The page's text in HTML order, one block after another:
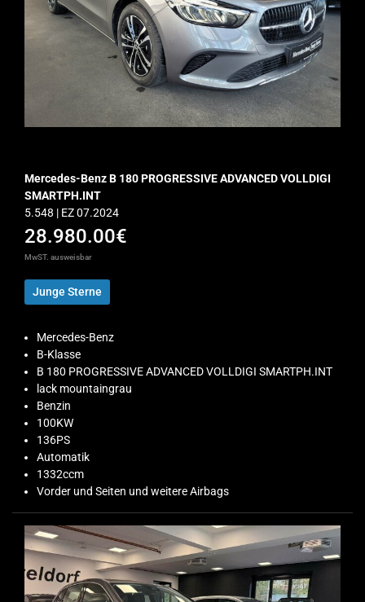
Mercedes-Benz B 180 PROGRESSIVE ADVANCED VOLLDIGI
SMARTPH.INT
5.548 | EZ 07.2024
28.980.00€
MwST. ausweisbar
Junge Sterne
Mercedes-Benz
B-Klasse
B 180 PROGRESSIVE ADVANCED VOLLDIGI SMARTPH.INT
lack mountaingrau
Benzin
100KW
136PS
Automatik
1332ccm
Vorder und Seiten und weitere Airbags